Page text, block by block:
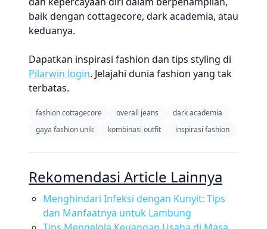
baik dengan cottagecore, dark academia, atau
keduanya.
Dapatkan inspirasi fashion dan tips styling di
Pilarwin login. Jelajahi dunia fashion yang tak
terbatas.
fashion cottagecore overall jeans
dark academia
gaya fashion unik
kombinasi outfit inspirasi fashion
Rekomendasi Article Lainnya
Menghindari Infeksi dengan Kunyit: Tips
dan Manfaatnya untuk Lambung